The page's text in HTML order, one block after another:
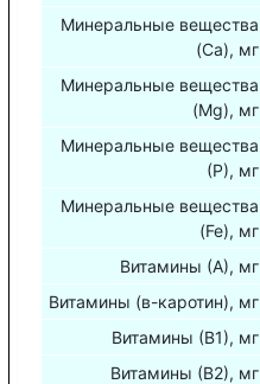
Минеральные вещества
(Са), мг
Минеральные вещества
(Mg), мг
Минеральные вещества
(Р), мг
Минеральные вещества
(Fe), мг
Витамины (А), мг
Витамины (в-каротин), мг
Витамины (В1), мг
Витамины (В2), мг